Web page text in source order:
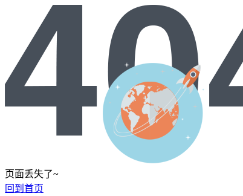
页面丢失了~
回到首页